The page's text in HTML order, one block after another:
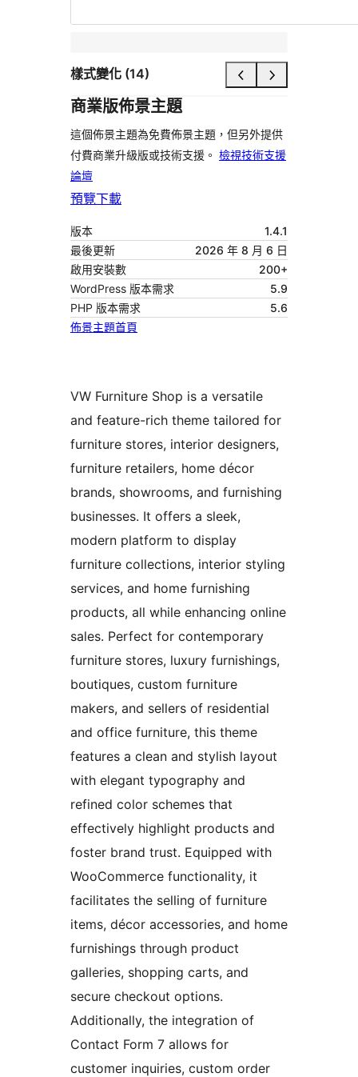
樣式變化 (14)
商業版佈景主題
這個佈景主題為免費佈景主題，但另外提供
付費商業升級版或技術支援。 檢視技術支援
論壇
預覽下載
版本
1.4.1
最後更新
2026 年 8 月 6 日
啟用安裝數
200+
WordPress 版本需求
5.9
PHP 版本需求
5.6
佈景主題首頁
VW Furniture Shop is a versatile
and feature-rich theme tailored for
furniture stores, interior designers,
furniture retailers, home décor
brands, showrooms, and furnishing
businesses. It offers a sleek,
modern platform to display
furniture collections, interior styling
services, and home furnishing
products, all while enhancing online
sales. Perfect for contemporary
furniture stores, luxury furnishings,
boutiques, custom furniture
makers, and sellers of residential
and office furniture, this theme
features a clean and stylish layout
with elegant typography and
refined color schemes that
effectively highlight products and
foster brand trust. Equipped with
WooCommerce functionality, it
facilitates the selling of furniture
items, décor accessories, and home
furnishings through product
galleries, shopping carts, and
secure checkout options.
Additionally, the integration of
Contact Form 7 allows for
customer inquiries, custom order